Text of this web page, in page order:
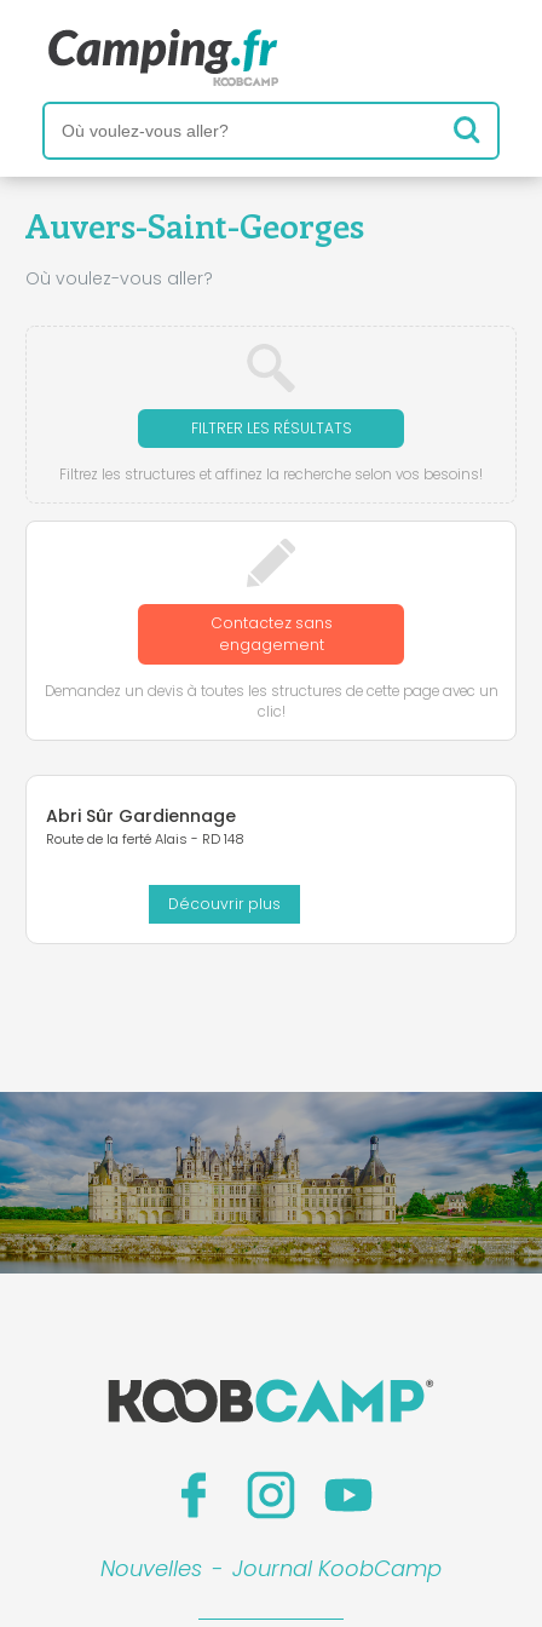
Auvers-Saint-Georges
Où voulez-vous aller?
FILTRER LES RÉSULTATS
Filtrez les structures et affinez la recherche selon vos besoins!
Contactez sans
engagement
Demandez un devis à toutes les structures de cette page avec un
clic!
Abri Sûr Gardiennage
Route de la ferté Alais - RD 148
Découvrir plus
Nouvelles - Journal KoobCamp